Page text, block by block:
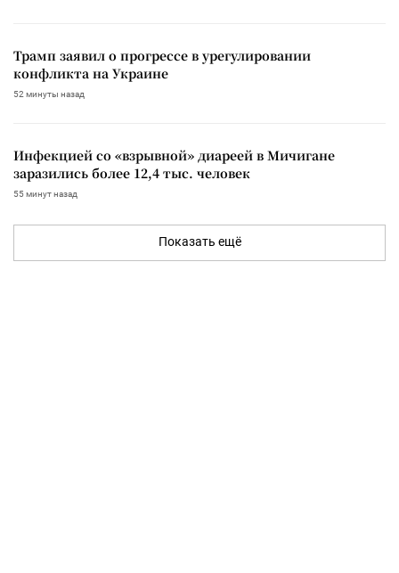
Трамп заявил о прогрессе в урегулировании
конфликта на Украине
52 минуты назад
Инфекцией со «взрывной» диареей в Мичигане
заразились более 12,4 тыс. человек
55 минут назад
Показать ещё